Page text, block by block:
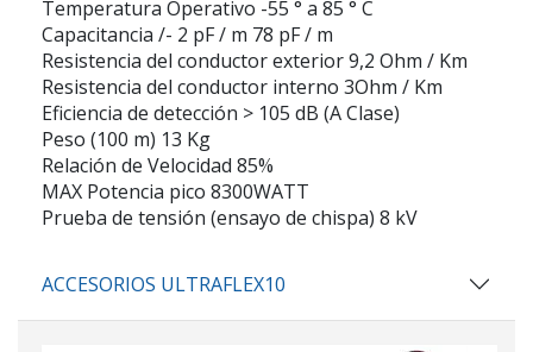
Temperatura Operativo -55 ° a 85 ° C
Capacitancia /- 2 pF / m 78 pF / m
Resistencia del conductor exterior 9,2 Ohm / Km
Resistencia del conductor interno 3Ohm / Km
Eficiencia de detección > 105 dB (A Clase)
Peso (100 m) 13 Kg
Relación de Velocidad 85%
MAX Potencia pico 8300WATT
Prueba de tensión (ensayo de chispa) 8 kV
ACCESORIOS ULTRAFLEX10